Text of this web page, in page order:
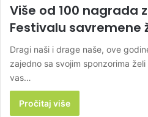
Više od 100 nagrada
Festivalu savremene
Dragi naši i drage naše, ove
zajedno sa svojim sponzorima
vas…
Pročitaj više